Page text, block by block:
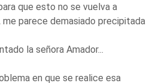
que esto no se vuelva a
parece demasiado precipitada
la señora Amador...
en que se realice esa